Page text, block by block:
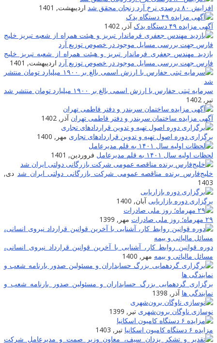
افزایش ۸۰ درصدی نرخ آرد زنجان محقق شد
اردیبهشت, 1401
آگهی مزایده ۴۹ دستگاه یدک
آذر, 1402
بازدید مهندس جعفری فرماندار تبریز و هیئت همراه از شعبه تبریز خلیج
فارس جهت بررسی مسایل موجود در خصوص توزیع آرد اردیبهشت, 1401
سرمایه ثبتی حفارس با ارزش اسمی بالغ بر ۱۹۰۰ میلیارد تومان منتشر شد
تیر, 1402
آگهی مزایده ساختمان سربندر و دفتر فاطمی تهران آذر, 1402
برگزاری دوره اصول تهیه و تدوین قراردادهای تجاری مهر, 1400
لحظات اولیه سال ۱۴۰۱ به قلم مدیرعامل
فروردین, 1401
خلیج‌فارس برنده مناقصه عمومی شرکت بازرگانی دولتی ایران شد دی,
1403
برگزاری دوره بازاریابی آبان, 1400
۲۹ مهرماه؛ روز ملی صادرات
مهر, 1399
دوره قوانین روابط کار، آشنایی با آخرین قوانین قرارداد نیروی انسانی،
مسائل مالیاتی و بیمه مهر, 1400
برگزاری گردهمایی بزرگ حسابداران و مسئولین صدور بارنامه شعب و
نمایندگی ها آذر, 1398
نوسازی ناوگان برون‌شهری تیر, 1399
مزایده ۶ دستگاه کامیون اسکانیا
تیر, 1403